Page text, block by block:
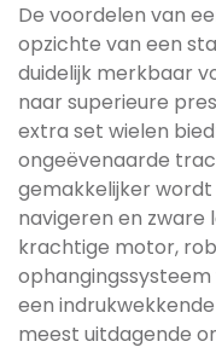
De voordelen van
opzichte van een
duidelijk merkbaar
naar superieure
extra set wielen
ongeëvenaarde
gemakkelijker
navigeren en zware
krachtige motor,
een
meest uitdagende